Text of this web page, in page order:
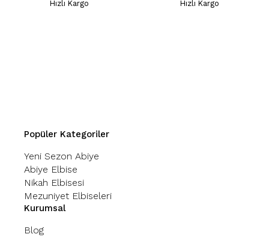
Hızlı Kargo Hızlı Kargo
Popüler Kategoriler
Yeni Sezon Abiye
Abiye Elbise
Nikah Elbisesi
Mezuniyet Elbiseleri
Kurumsal
Blog